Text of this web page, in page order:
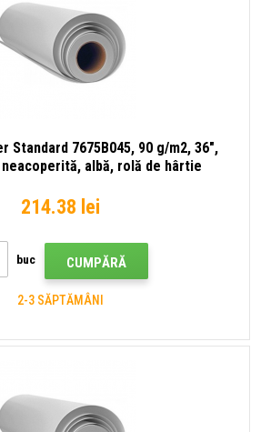
Standard 7675B045, 90 g/m2, 36",
neacoperită, albă, rolă de hârtie
214.38 lei
buc CUMPĂRĂ
2-3 SĂPTĂMÂNI